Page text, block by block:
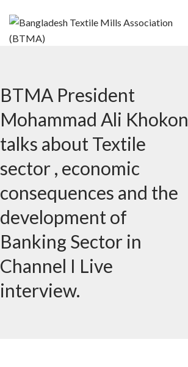
BTMA President
Mohammad Ali Khokon
talks about Textile
sector , economic
consequences and the
development of
Banking Sector in
Channel I Live
interview.